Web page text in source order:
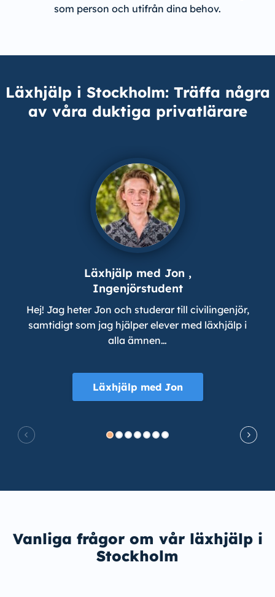
som person och utifrån dina behov.
Läxhjälp i Stockholm: Träffa några
av våra duktiga privatlärare
Läxhjälp med Jon ,
Ingenjörstudent
Hej! Jag heter Jon och studerar till civilingenjör,
samtidigt som jag hjälper elever med läxhjälp i
alla ämnen…
Läxhjälp med Jon
Vanliga frågor om vår läxhjälp i
Stockholm